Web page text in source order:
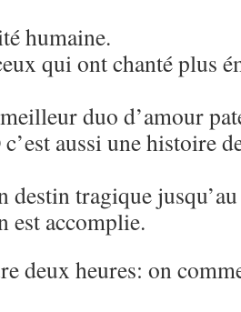
humaine.
qui ont chanté plus
duo d’amour
aussi une histoire
destin tragique
est accomplie.
deux heures: on